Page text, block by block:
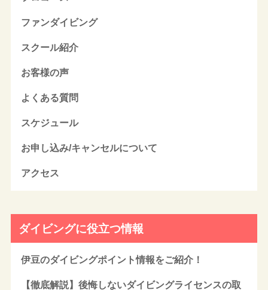
ファンダイビング
スクール紹介
お客様の声
よくある質問
スケジュール
お申し込み/キャンセルについて
アクセス
ダイビングに役立つ情報
伊豆のダイビングポイント情報をご紹介！
【徹底解説】後悔しないダイビングライセンスの取